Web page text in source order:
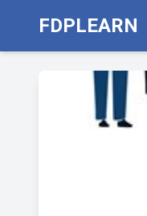
FDPLEARN